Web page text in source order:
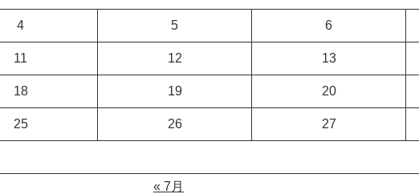
4 5 6
11 12 13
18 19 20
25 26 27
« 7月